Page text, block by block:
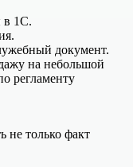
в 1С.
документ.
на небольшой
регламенту
не только факт